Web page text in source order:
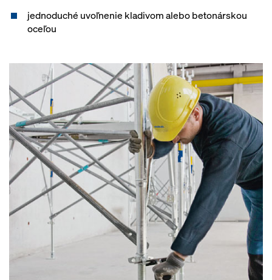
jednoduché uvoľnenie kladivom alebo betonárskou
oceľou